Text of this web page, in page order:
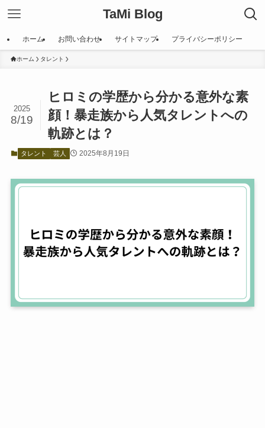
TaMi Blog
ホーム お問い合わせ サイトマップ プライバシーポリシー
ホーム タレント
ヒロミの学歴から分かる意外な素
顔！暴走族から人気タレントへの
軌跡とは？
2025
8/19
タレント 芸人 2025年8月19日